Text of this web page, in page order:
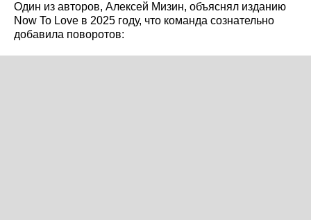
Один из авторов, Алексей Мизин, объяснял изданию
Now To Love в 2025 году, что команда сознательно
добавила поворотов: